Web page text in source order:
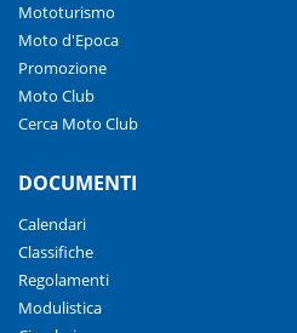
Mototurismo
Moto d'Epoca
Promozione
Moto Club
Cerca Moto Club
DOCUMENTI
Calendari
Classifiche
Regolamenti
Modulistica